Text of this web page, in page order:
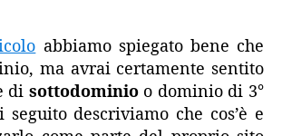
abbiamo spiegato bene che
ma avrai certamente sentito
di sottodominioo dominio di 3°
descriviamo che cos’è e